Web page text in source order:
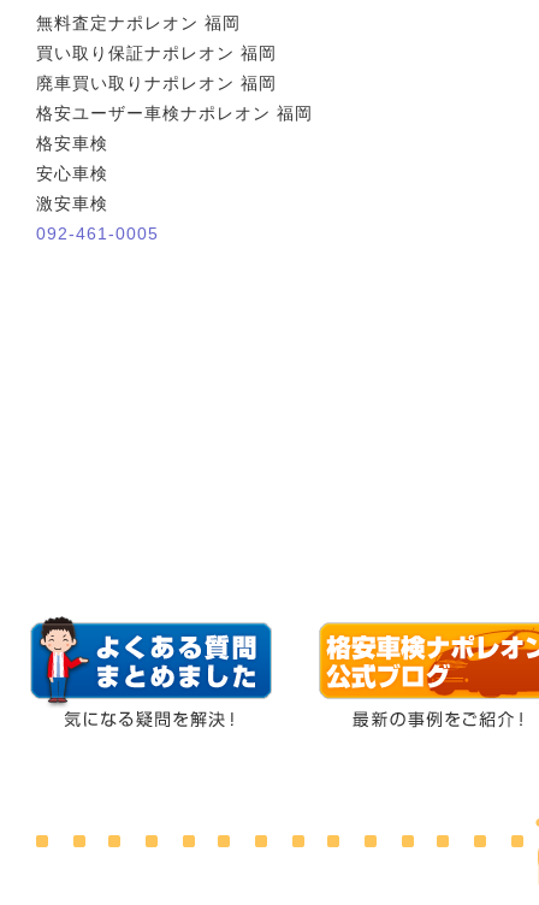
無料査定ナポレオン 福岡
買い取り保証ナポレオン 福岡
廃車買い取りナポレオン 福岡
格安ユーザー車検ナポレオン 福岡
格安車検
安心車検
激安車検
092-461-0005